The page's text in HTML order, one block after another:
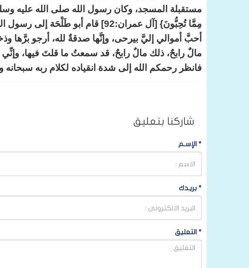
مستقبلة المسجد، وكان رسول الله صلى الله عليه
مِمَّا تُحِبُّونَ} [آل عمران:92] قام
أحبَّ أموالي إليَّ بيرحى، وإنَّها صدقةٌ لله، أرجو
مالٌ رابحٌ، ذلك مالٌ رابحٌ، قد سمعتُ ما قلتَ فيها،
فانظر رحمكم الله إلى شدة انقياده لكلام ربه
شاركنا بتعليق
* الإسـم
* بريـدك
* التعليق